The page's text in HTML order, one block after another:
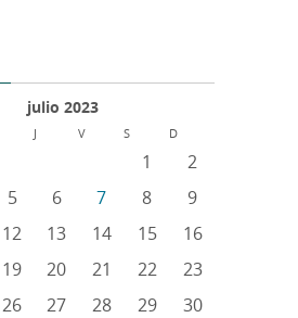
julio 2023
J V S D
1
2
5 6 7 8
9
12 13 14 15
16
19 20 21 22
23
26 27 28 29
30